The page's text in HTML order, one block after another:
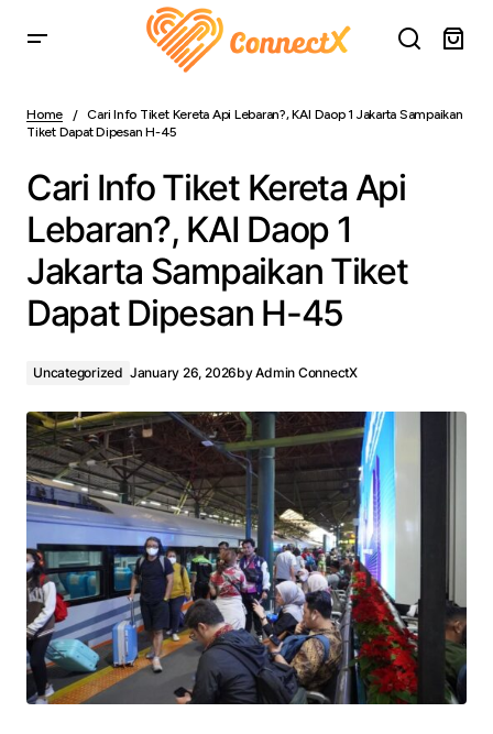
Sampaikan Tiket Dapat Dipesan H-45
Home
Cari Info Tiket Kereta Api Lebaran?, KAI Daop 1 Jakarta Sampaikan
Tiket Dapat Dipesan H-45
Cari Info Tiket Kereta Api
Lebaran?, KAI Daop 1
Jakarta Sampaikan Tiket
Dapat Dipesan H-45
Uncategorized January 26, 2026byAdmin ConnectX